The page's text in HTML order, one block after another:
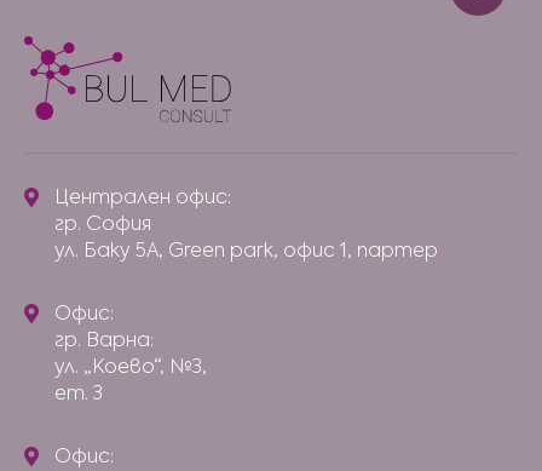
Централен офис:
гр. София
ул. Баку 5А, Green park, офис 1, партер
Офис:
гр. Варна:
ул. „Коево“, №3,
ет. 3
Офис: